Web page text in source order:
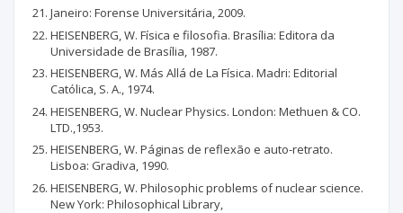
Janeiro: Forense Universitária, 2009.
HEISENBERG, W. Física e filosofia. Brasília: Editora da
Universidade de Brasília, 1987.
HEISENBERG, W. Más Allá de La Física. Madri: Editorial
Católica, S. A., 1974.
HEISENBERG, W. Nuclear Physics. London: Methuen & CO.
LTD.,1953.
HEISENBERG, W. Páginas de reflexão e auto-retrato.
Lisboa: Gradiva, 1990.
HEISENBERG, W. Philosophic problems of nuclear science.
New York: Philosophical Library,